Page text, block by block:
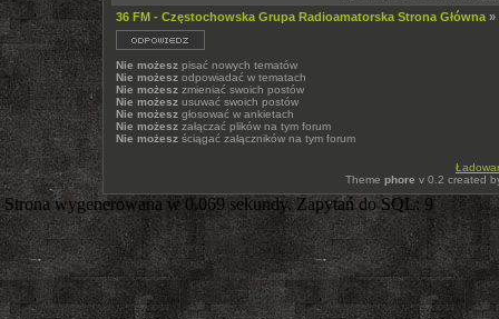
36 FM - Częstochowska Grupa Radioamatorska Strona Główna »
Nie możesz pisać nowych tematów
Nie możesz odpowiadać w tematach
Nie możesz zmieniać swoich postów
Nie możesz usuwać swoich postów
Nie możesz głosować w ankietach
Nie możesz załączać plików na tym forum
Nie możesz ściągać załączników na tym forum
Theme phore v 0.2 created
Strona wygenerowana w 0.069 sekundy. Zapytań do SQL: 9